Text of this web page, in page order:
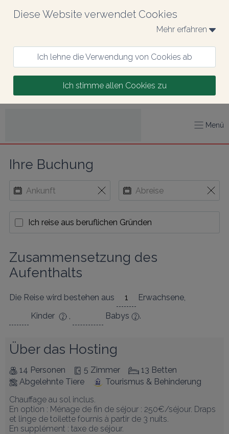
Diese Website verwendet Cookies
Mehr erfahren
Ich lehne die Verwendung von Cookies ab
Ich stimme allen Cookies zu
Menü
Ihre Buchung
Ich reise aus beruflichen Gründen
Zusammensetzung des
Aufenthalts
Die Reise wird bestehen aus Erwachsene,
Kinder
, Babys .
Über das Hosting
14 Personen 5 Zimmer
13 Betten
Abgelehnte Tiere
Tourismus & Behinderung
Chauffage au sol inclus.
En option : Ménage de fin de séjour : 250€/séjour. Draps
et linge de toilette fournis à partir de 3 nuits.
En supplément : taxe de séjour.